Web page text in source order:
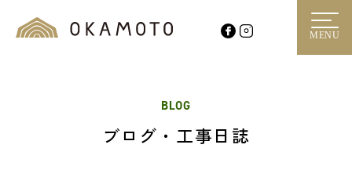
MENU
BLOG
ブログ・工事日誌